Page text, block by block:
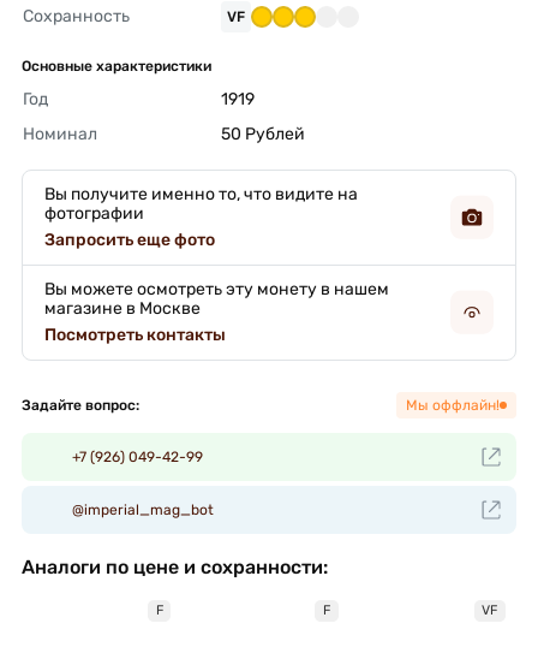
Сохранность VF
Основные характеристики
Год
1919
Номинал
50 Рублей
Вы получите именно то, что видите на
фотографии
Запросить еще фото
Вы можете осмотреть эту монету в нашем
магазине в Москве
Посмотреть контакты
Задайте вопрос: Мы оффлайн!
+7 (926) 049-42-99
@imperial_mag_bot
Аналоги по цене и сохранности:
F F VF